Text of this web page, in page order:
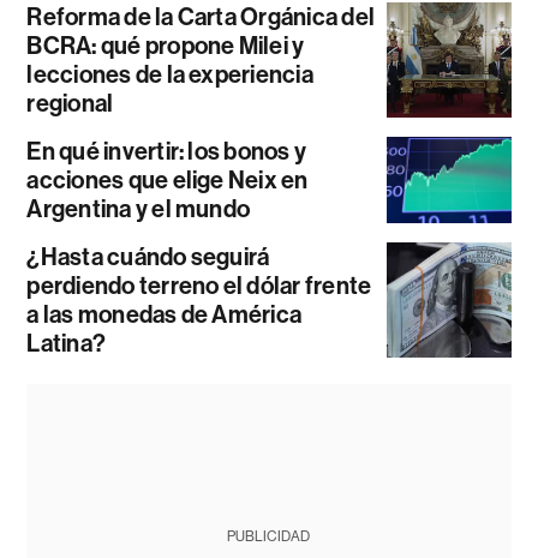
Reforma de la Carta Orgánica del
BCRA: qué propone Milei y
lecciones de la experiencia
regional
En qué invertir: los bonos y
acciones que elige Neix en
Argentina y el mundo
¿Hasta cuándo seguirá
perdiendo terreno el dólar frente
a las monedas de América
Latina?
PUBLICIDAD